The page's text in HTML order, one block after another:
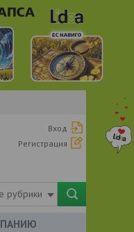
Вход
Регистрация
рубрики